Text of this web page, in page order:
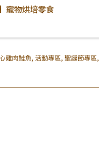
寵物烘培零食
雞肉鮭魚, 活動專區, 聖誕節專區,